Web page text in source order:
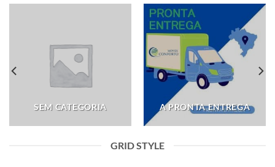
SEM CATEGORIA A PRONTA ENTREGA
GRID STYLE